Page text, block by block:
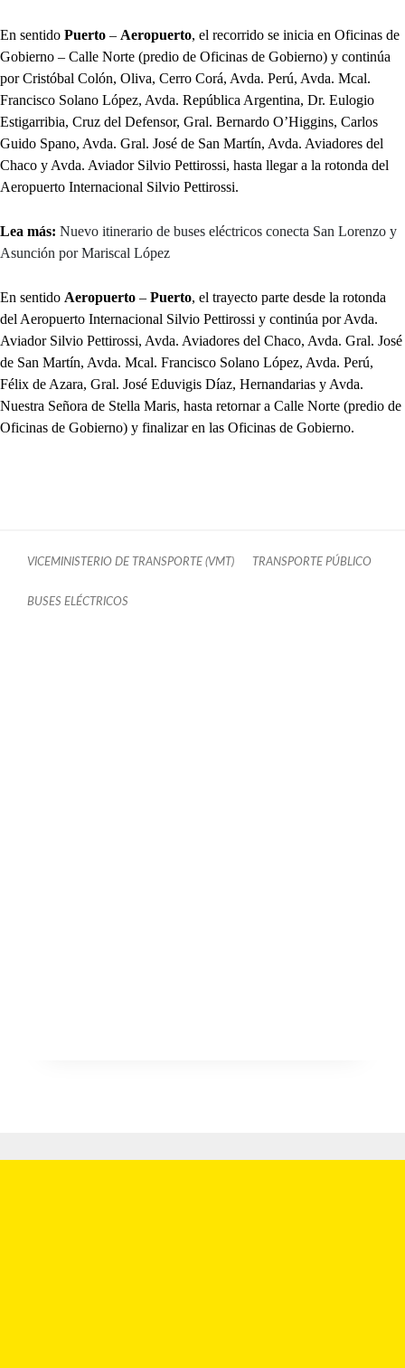
En sentido Puerto – Aeropuerto, el recorrido se inicia en Oficinas de
Gobierno – Calle Norte (predio de Oficinas de Gobierno) y continúa
por Cristóbal Colón, Oliva, Cerro Corá, Avda. Perú, Avda. Mcal.
Francisco Solano López, Avda. República Argentina, Dr. Eulogio
Estigarribia, Cruz del Defensor, Gral. Bernardo O’Higgins, Carlos
Guido Spano, Avda. Gral. José de San Martín, Avda. Aviadores del
Chaco y Avda. Aviador Silvio Pettirossi, hasta llegar a la rotonda del
Aeropuerto Internacional Silvio Pettirossi.
Lea más: Nuevo itinerario de buses eléctricos conecta San Lorenzo y
Asunción por Mariscal López
En sentido Aeropuerto – Puerto, el trayecto parte desde la rotonda
del Aeropuerto Internacional Silvio Pettirossi y continúa por Avda.
Aviador Silvio Pettirossi, Avda. Aviadores del Chaco, Avda. Gral. José
de San Martín, Avda. Mcal. Francisco Solano López, Avda. Perú,
Félix de Azara, Gral. José Eduvigis Díaz, Hernandarias y Avda.
Nuestra Señora de Stella Maris, hasta retornar a Calle Norte (predio de
Oficinas de Gobierno) y finalizar en las Oficinas de Gobierno.
VICEMINISTERIO DE TRANSPORTE (VMT) TRANSPORTE PÚBLICO
BUSES ELÉCTRICOS